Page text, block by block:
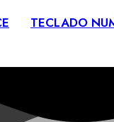
TECLADO